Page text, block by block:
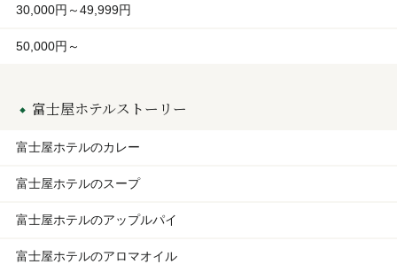
30,000円～49,999円
50,000円～
富士屋ホテルストーリー
富士屋ホテルのカレー
富士屋ホテルのスープ
富士屋ホテルのアップルパイ
富士屋ホテルのアロマオイル